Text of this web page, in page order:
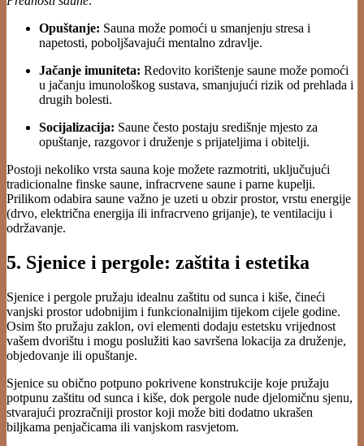
Opuštanje: Sauna može pomoći u smanjenju stresa i
napetosti, poboljšavajući mentalno zdravlje.
Jačanje imuniteta: Redovito korištenje saune može pomoći
u jačanju imunološkog sustava, smanjujući rizik od prehlada i
drugih bolesti.
Socijalizacija: Saune često postaju središnje mjesto za
opuštanje, razgovor i druženje s prijateljima i obitelji.
Postoji nekoliko vrsta sauna koje možete razmotriti, uključujući
tradicionalne finske saune, infracrvene saune i parne kupelji.
Prilikom odabira saune važno je uzeti u obzir prostor, vrstu energije
(drvo, električna energija ili infracrveno grijanje), te ventilaciju i
održavanje.
5. Sjenice i pergole: zaštita i estetika
Sjenice i pergole pružaju idealnu zaštitu od sunca i kiše, čineći
vanjski prostor udobnijim i funkcionalnijim tijekom cijele godine.
Osim što pružaju zaklon, ovi elementi dodaju estetsku vrijednost
vašem dvorištu i mogu poslužiti kao savršena lokacija za druženje,
objedovanje ili opuštanje.
Sjenice su obično potpuno pokrivene konstrukcije koje pružaju
potpunu zaštitu od sunca i kiše, dok pergole nude djelomičnu sjenu,
stvarajući prozračniji prostor koji može biti dodatno ukrašen
biljkama penjačicama ili vanjskom rasvjetom.